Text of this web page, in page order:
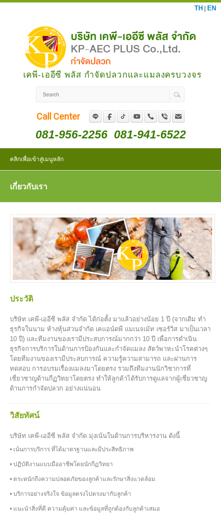
TH EN
เคพี-เออีซี พลัส กำจัดปลวกและแมลงครบวงจร
Call Center
081-956-2256 081-941-6522
คลิกเพื่อเข้าสู่เมนูหลัก
เกี่ยวกับเรา
ประวัติ
บริษัท เคพี-เออีซี พลัส จำกัด ได้ก่อตั้ง มาแล้วอย่างน้อย 1 ปี (จากเดิม ทำ
ธุรกิจในนาม ห้างหุ้นส่วนจำกัด เคแอน์ดพี แมเนจเม้ท เซอร์วิส มาเป็นเวลา
10 ปี) และทีมงานของเรามีประสบการณ์มากกว่า 10 ปี เพื่อการดำเนิน
ธุรกิจการบริการในด้านการป้องกันและกำจัดแมลง สัตว์พาหะนำโรคต่างๆ
โดยทีมงานของเรามีประสบการณ์ ความรู้ความสามารถ และผ่านการ
ทดสอบ การอบรมเรื่องแมลงมาโดยตรง รวมถึงทีมงานนักวิชาการที่
เชี่ยวชาญด้านกีฏวิทยาโดยตรง ทำให้ลูกค้าได้รับการดูแลจากผู้เชี่ยวชาญ
ด้านการกำจัดปลวก อย่างแน่นอน
วิสัยทัศน์
บริษัท เคพี-เออีซี พลัส จำกัด มุ่งเน้นในด้านการบริหารงาน ดังนี้
• เน้นการบริการ ที่ได้มาตรฐานและมีประสิทธิภาพ
• ปฏิบัติงานแบบมืออาชีพโดยนักกีฏวิทยา
• ตระหนักถึงความปลอดภัยของลูกค้าและรักษาสิ่งแวดล้อม
• บริการอย่างจริงใจ ข้อมูลตรงไปตรงมากับลูกค้า
• แนะนำสิ่งที่ดี ความคุ้มค่า และข้อมูลที่ถูกต้องกับลูกค้าเสมอ